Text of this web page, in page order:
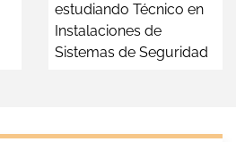
estudiando Técnico en
Instalaciones de
Sistemas de Seguridad